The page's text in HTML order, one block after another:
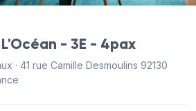
- 3E - 4pax
· 41 rue Camille Desmoulins 92130